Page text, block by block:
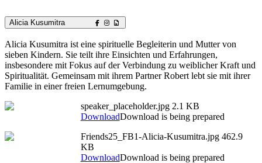
Alicia Kusumitra
Alicia Kusumitra ist eine spirituelle Begleiterin und Mutter von
sieben Kindern. Sie teilt ihre Einsichten und Erfahrungen,
insbesondere mit Fokus auf der Verbindung zu weiblicher Kraft und
Spiritualität. Gemeinsam mit ihrem Partner Robert lebt sie mit ihrer
Familie in einer freien Lernumgebung.
speaker_placeholder.jpg 2.1 KB
DownloadDownload is being prepared
Friends25_FB1-Alicia-Kusumitra.jpg 462.9
KB
DownloadDownload is being prepared